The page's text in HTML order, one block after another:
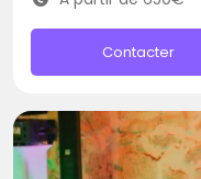
Contacter